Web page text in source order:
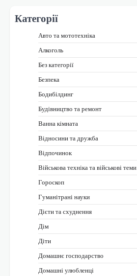
Категорії
Авто та мототехніка
Алкоголь
Без категорії
Безпека
Бодибілдинг
Будівництво та ремонт
Ванна кімната
Відносини та дружба
Відпочинок
Військова техніка та військові теми
Гороскоп
Гуманітрані науки
Дієти та схуднення
Дім
Діти
Домашнє господарство
Домашні улюбленці